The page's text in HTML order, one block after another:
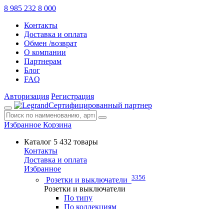
8 985 232 8 000
Контакты
Доставка и оплата
Обмен /возврат
О компании
Партнерам
Блог
FAQ
Авторизация Регистрация
Сертифицированный партнер
Избранное Корзина
Каталог 5 432 товары
Контакты
Доставка и оплата
Избранное
Розетки и выключатели 3356
Розетки и выключатели
По типу
По коллекциям